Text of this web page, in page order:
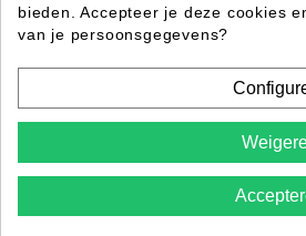
bieden. Accepteer je deze cookies
van je persoonsgegevens?